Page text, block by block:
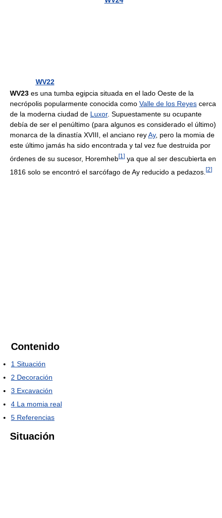
WV22
WV23 es una tumba egipcia situada en el lado Oeste de la
necrópolis popularmente conocida como Valle de los Reyes cerca
de la moderna ciudad de Luxor. Supuestamente su ocupante
debía de ser el penúltimo (para algunos es considerado el último)
monarca de la dinastía XVIII, el anciano reyAy, pero la momia de
este último jamás ha sido encontrada y tal vez fue destruida por
órdenes de su sucesor, Horemheb[1 ] ya que al ser descubierta en
1816 solo se encontró el sarcófago de Ay reducido a pedazos. [2]
Contenido
1 Situación
2 Decoración
3 Excavación
4 La momia real
5 Referencias
Situación